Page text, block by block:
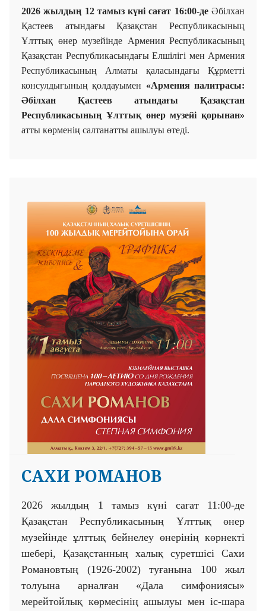
2026 жылдың 12 тамыз күні сағат 16:00-деӘбілхан
Қастеев атындағы Қазақстан Республикасының
Ұлттық өнер музейінде Армения Республикасының
Қазақстан Республикасындағы Елшілігі мен Армения
Республикасының Алматы қаласындағы Құрметті
консулдығының қолдауымен «Армения палитрасы:
Әбілхан Қастеев атындағы Қазақстан
Республикасының Ұлттық өнер музейі қорынан»
атты көрменің салтанатты ашылуы өтеді.
САХИ РОМАНОВ
2026 жылдың 1 тамыз күні сағат 11:00-де
Қазақстан Республикасының Ұлттық өнер
музейінде ұлттық бейнелеу өнерінің көрнекті
шебері, Қазақстанның халық суретшісі Сахи
Романовтың (1926-2002) туғанына 100 жыл
толуына арналған «Дала симфониясы»
мерейтойлық көрмесінің ашылуы мен іс-шара